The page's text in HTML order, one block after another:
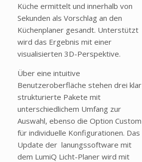
Küche ermittelt und innerhalb von
Sekunden als Vorschlag an den
Küchenplaner gesandt. Unterstützt
wird das Ergebnis mit einer
visualisierten 3D-Perspektive.
Über eine intuitive
Benutzeroberfläche stehen drei klar
strukturierte Pakete mit
unterschiedlichem Umfang zur
Auswahl, ebenso die Option Custom
für individuelle Konfigurationen. Das
Update der lanungssoftware mit
dem LumiQ Licht-Planer wird mit